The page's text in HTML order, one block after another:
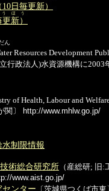
日毎更新）
新）
ほう
ん
Resources Development
行政法人)水資源機構に2003
of Health, Labour and
関〕
http://www.mhlw.go.jp/
制限情報
術総合研究所 （産総研; 旧
www.aist.go.jp/
ンター 〔茨城県つくば市東